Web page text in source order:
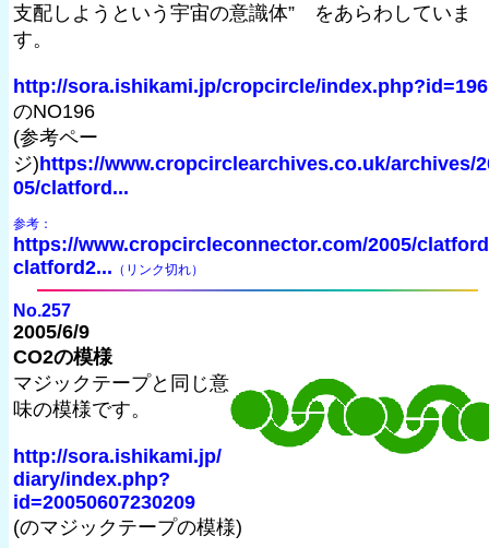
支配しようという宇宙の意識体” をあらわしていま
す。
http://sora.ishikami.jp/cropcircle/index.php?id=196
のNO196
(参考ペー
ジ) https://www.cropcirclearchives.co.uk/archives/
05/clatford...
参考：
https://www.cropcircleconnector.com/2005/
clatford2... （リンク切れ）
No.257
2005/6/9
CO2の模様
マジックテープと同じ意
味の模様です。
http://sora.ishikami.jp/
diary/index.php?
id=20050607230209
(のマジックテープの模様)